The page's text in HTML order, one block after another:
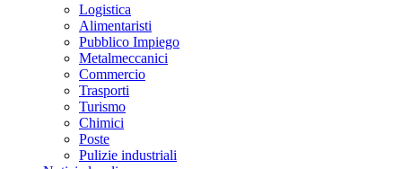
Logistica
Alimentaristi
Pubblico Impiego
Metalmeccanici
Commercio
Trasporti
Turismo
Chimici
Poste
Pulizie industriali